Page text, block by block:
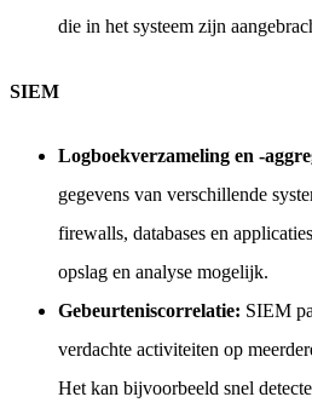
die in het systeem zijn
SIEM
Logboekverzameling en -
gegevens van verschillende
firewalls, databases en
opslag en analyse mogelijk.
Gebeurteniscorrelatie: SIEM
verdachte activiteiten op
Het kan bijvoorbeeld snel